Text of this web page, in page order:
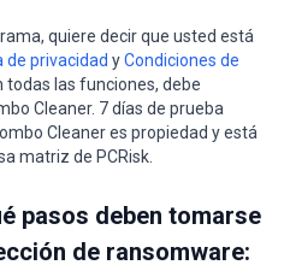
quiere decir que usted está
de privacidad yCondiciones de
todas las funciones, debe
Cleaner. 7 días de prueba
Cleaner es propiedad y está
matriz de PCRisk.
pasos deben tomarse
de ransomware: